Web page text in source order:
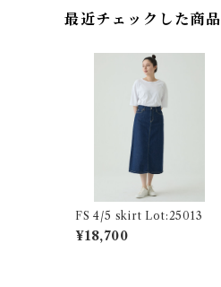
最近チェックした商品
FS 4/5 skirt Lot:25013
¥18,700